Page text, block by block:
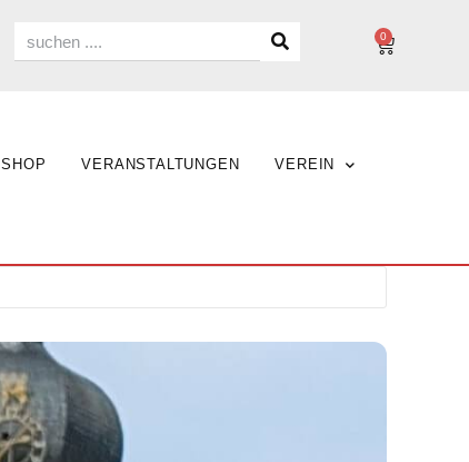
0
SHOP VERANSTALTUNGEN VEREIN